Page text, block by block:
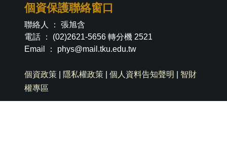
個資保護聯絡窗口
聯絡人 ： 張旭含
電話 ： (02)2621-5656 轉分機 2521
Email ： phys@mail.tku.edu.tw
個資政策 隱私權政策 個人資料告知聲明
智財
權專區